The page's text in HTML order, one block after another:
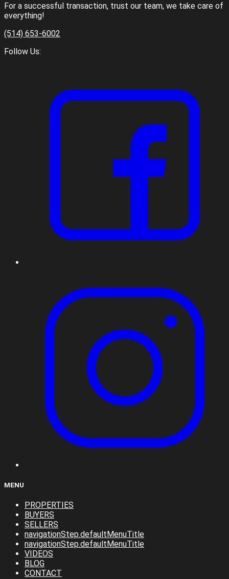
For a successful transaction, trust our team, we take care of
everything!
(514) 653-6002
Follow Us:
MENU
PROPERTIES
BUYERS
SELLERS
navigationStep.defaultMenuTitle
navigationStep.defaultMenuTitle
VIDEOS
BLOG
CONTACT